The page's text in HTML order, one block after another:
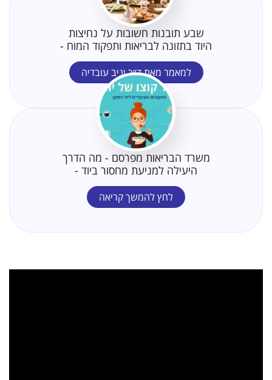
שבע תובנות חשובות על נחיצות
היוד בתזונה לבריאות ותפקוד המוח -
למאמר מאת ד״ר יניב עובדיה
משרד הבריאות מפרסם - מה הדרך
היעילה למניעת מחסור ביוד -
לחץ להמשך קריאה